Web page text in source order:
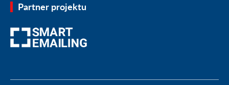
Partner projektu